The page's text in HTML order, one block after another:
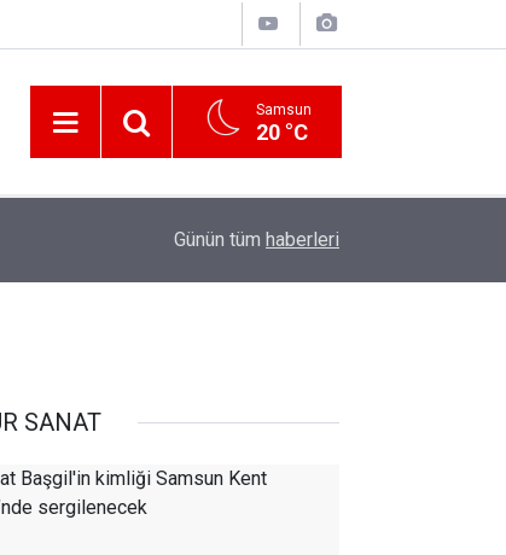
Samsun
20 °C
İlkadım’ın geleceğine yön veriyoruz
Günün tüm haberleri
SANAT